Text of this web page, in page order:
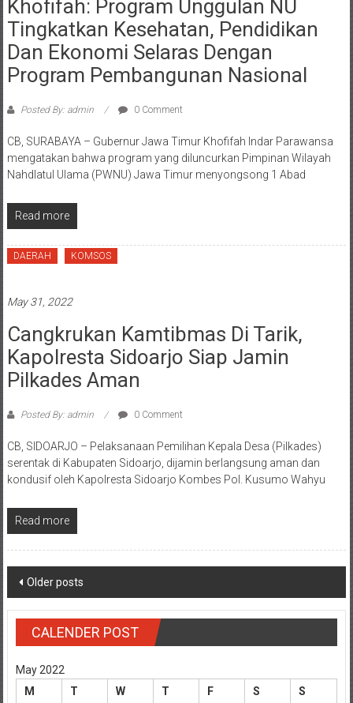
Khofifah: Program Unggulan NU
Tingkatkan Kesehatan, Pendidikan
Dan Ekonomi Selaras Dengan
Program Pembangunan Nasional
Posted By: admin 0 Comment
CB, SURABAYA – Gubernur Jawa Timur Khofifah Indar Parawansa
mengatakan bahwa program yang diluncurkan Pimpinan Wilayah
Nahdlatul Ulama (PWNU) Jawa Timur menyongsong 1 Abad
Read more
DAERAH KOMSOS
May 31, 2022
Cangkrukan Kamtibmas Di Tarik,
Kapolresta Sidoarjo Siap Jamin
Pilkades Aman
Posted By: admin 0 Comment
CB, SIDOARJO – Pelaksanaan Pemilihan Kepala Desa (Pilkades)
serentak di Kabupaten Sidoarjo, dijamin berlangsung aman dan
kondusif oleh Kapolresta Sidoarjo Kombes Pol. Kusumo Wahyu
Read more
Posts
navigation
Older posts
CALENDER POST
May 2022
M
T W T F S S